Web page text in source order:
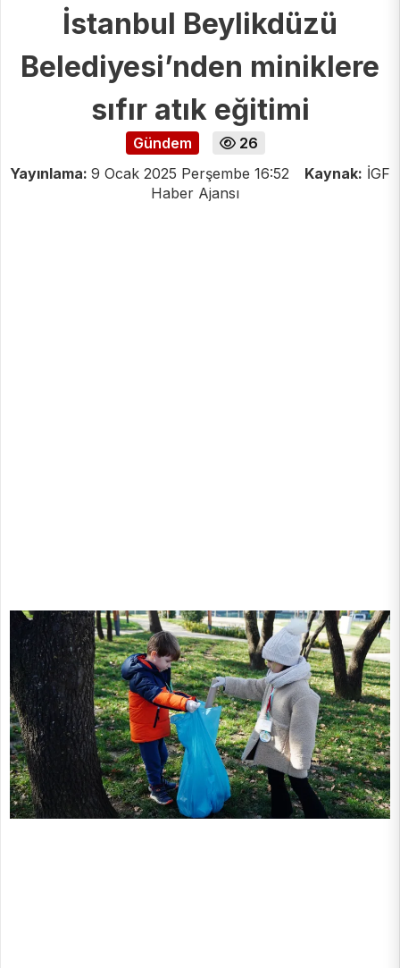
İstanbul Beylikdüzü
Belediyesi’nden miniklere
sıfır atık eğitimi
Gündem
26
Yayınlama: 9 Ocak 2025 Perşembe 16:52 Kaynak: İGF
Haber Ajansı